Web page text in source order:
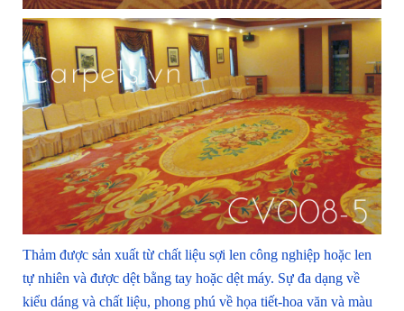
Thảm được sản xuất từ chất liệu sợi len công nghiệp hoặc len
tự nhiên và được dệt bằng tay hoặc dệt máy. Sự đa dạng về
kiểu dáng và chất liệu, phong phú về họa tiết-hoa văn và màu